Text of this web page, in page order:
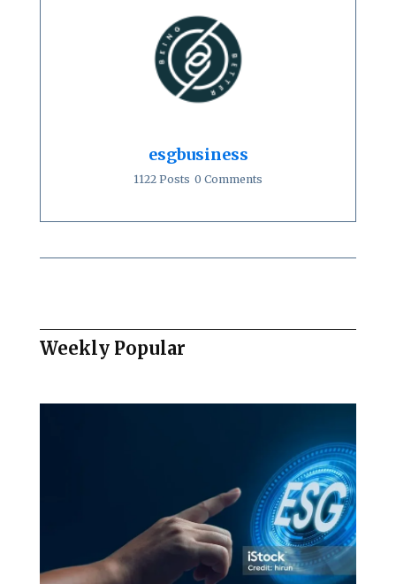
esgbusiness
1122 Posts 0 Comments
Weekly Popular